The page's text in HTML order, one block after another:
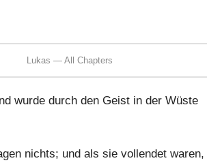
Lukas — All Chapters
wurde durch den Geist in der Wüste
nichts; und als sie vollendet waren,